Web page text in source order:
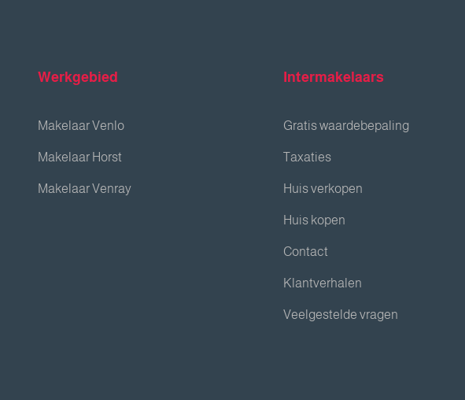
Werkgebied
Makelaar Venlo
Makelaar Horst
Makelaar Venray
Intermakelaars
Gratis waardebepaling
Taxaties
Huis verkopen
Huis kopen
Contact
Klantverhalen
Veelgestelde vragen